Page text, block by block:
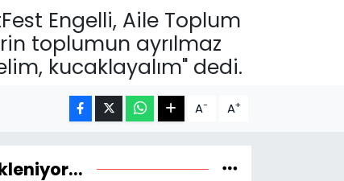
Engelli, Aile Toplum
toplumun ayrılmaz
kucaklayalım" dedi.
A- A+